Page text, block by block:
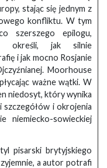
stając się jednym z
konfliktu. W tym
szerszego epilogu,
określi, jak silnie
i jak mocno Rosjanie
Moorhouse
ważne wątki. W
niedosyt, który wynika
szczegółów i okrojenia
niemiecko-sowieckiej
pisarski brytyjskiego
a autor potrafi